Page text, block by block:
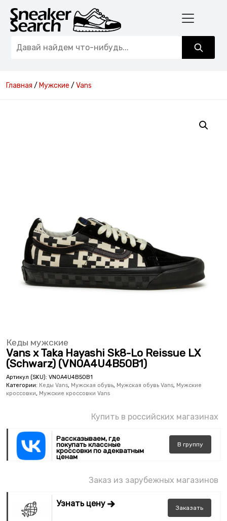
Главная / Мужские / Vans
Кеды мужские
Vans x Taka Hayashi Sk8-Lo Reissue LX
(Schwarz) (VN0A4U4B5OB1)
Артикул (SKU): VN0A4U4B5OB1
Категории: Кеды Vans, Мужская обувь, Мужская обувь Vans, Мужские
кроссовки, Мужские кроссовки Vans
Купить в российских магазинах
Рассказываем, где
покупать классные
кроссовки по адекватным
ценам
В группу
Заказ из зарубежных магазинов
Узнать цену Заказать